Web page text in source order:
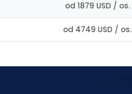
od 1879 USD / os.
od 4749 USD / os.